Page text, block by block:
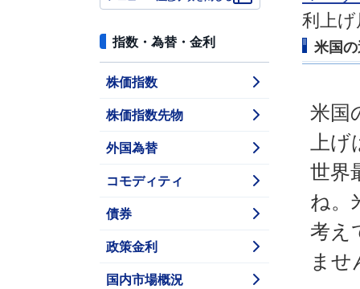
指数・為替・金利
株価指数
株価指数先物
外国為替
コモディティ
債券
政策金利
国内市場概況
利上
米国
米国
上
世界
ね。
考え
ませ